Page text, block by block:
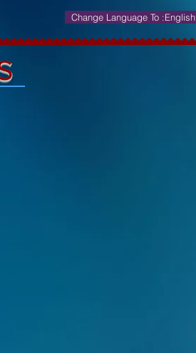
Change Language To :English